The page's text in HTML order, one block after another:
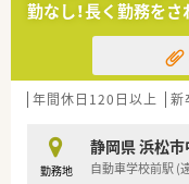
■多彩なキャリア
公的機関の認定
「がん」「腎臓」
成しております。
また人事、教育
リアが描けます。
勤なし！長く勤務を
年間休日120日以上 新
勤務地
静岡県 浜松市
自動車学校前駅 (